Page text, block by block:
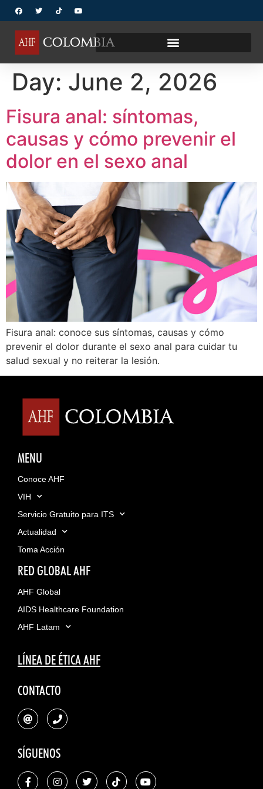
Day: June 2, 2026
Fisura anal: síntomas,
causas y cómo prevenir el
dolor en el sexo anal
Fisura anal: conoce sus síntomas, causas y cómo
prevenir el dolor durante el sexo anal para cuidar tu
salud sexual y no reiterar la lesión.
MENU
Conoce AHF
VIH
Servicio Gratuito para ITS
Actualidad
Toma Acción
RED GLOBAL AHF
AHF Global
AIDS Healthcare Foundation
AHF Latam
LÍNEA DE ÉTICA AHF
CONTACTO
SÍGUENOS